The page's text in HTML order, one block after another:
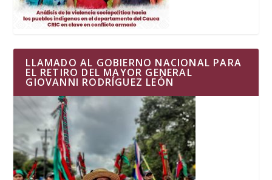
LLAMADO AL GOBIERNO NACIONAL PARA
EL RETIRO DEL MAYOR GENERAL
GIOVANNI RODRÍGUEZ LEÓN